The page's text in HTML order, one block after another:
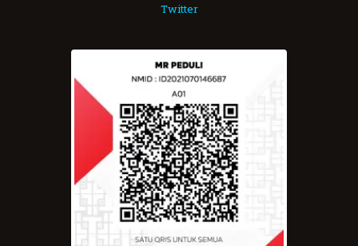
Twitter